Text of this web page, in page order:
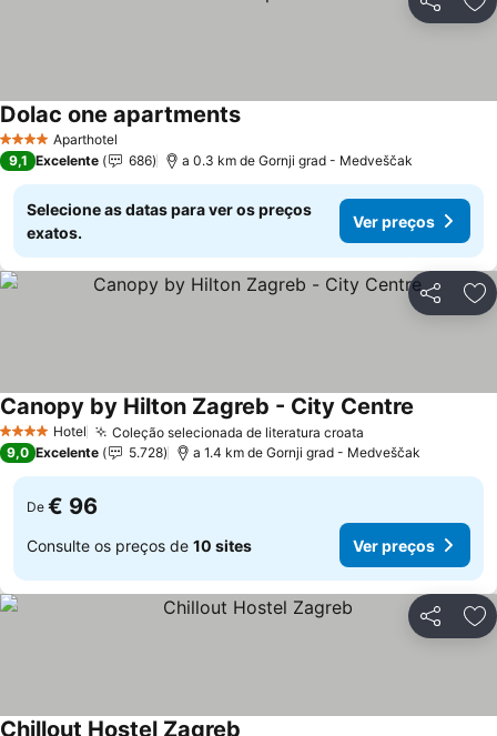
Partilhar
4 EstrelasAparthotel
Dolac one apartments
9,1 Excelente 686 a 0.3 km de Gornji grad - Medveščak
Selecione as datas para ver os preços
exatos.
Ver preços
Partilhar
4 EstrelasHotel Coleção selecionada de literatura croata
Canopy by Hilton Zagreb - City Centre
9,0 Excelente 5.728 a 1.4 km de Gornji grad - Medveščak
De € 96
Consulte os preços de 10 sites Ver preços
Partilhar
Chillout Hostel Zagreb